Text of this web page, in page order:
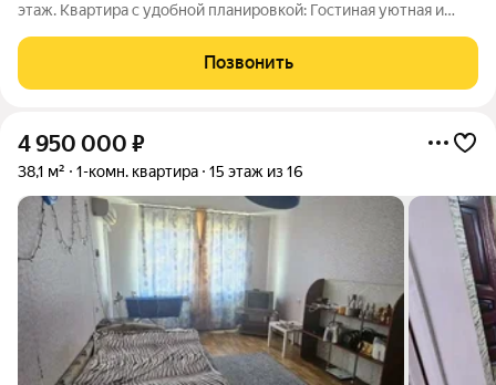
этаж. Квартира с удобной планировкой: Гостиная уютная и
для семьи с детьми или организации кабинета. Кухня
функциональная,
Позвонить
4 950 000 ₽
38,1 м² 1-комн. квартира 15 этаж из 16